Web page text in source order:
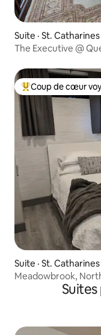
Suite · St. Catharines
The Executive @
Coup de cœur
Coup de cœur
Suite · St. Catharines
Meadowbrook,